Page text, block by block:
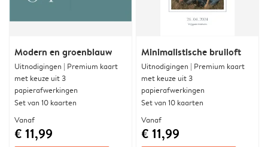
Modern en groenblauw
Uitnodigingen | Premium kaart
met keuze uit 3
papierafwerkingen
Set van 10 kaarten
Vanaf
€ 11,99
Minimalistische bruiloft
Uitnodigingen | Premium kaart
met keuze uit 3
papierafwerkingen
Set van 10 kaarten
Vanaf
€ 11,99